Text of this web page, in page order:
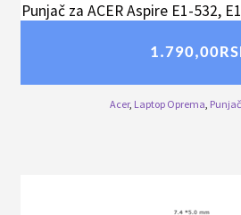
Punjač za ACER Aspire E1-532,
1.790,00
Acer, Laptop Oprema